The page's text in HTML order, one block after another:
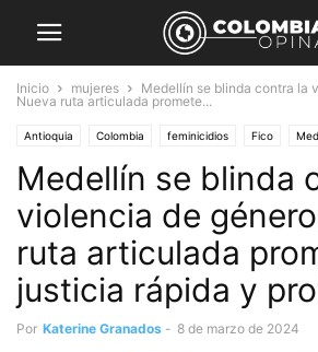
Inicio mujeres
Medellín se blinda contra la
Nueva ruta articulada promete...
Antioquia Colombia feminicidios Fico
Medellín se blinda
violencia de
ruta articulada
justicia rápida y
Por Katerine Granados - 8 de marzo de 2024